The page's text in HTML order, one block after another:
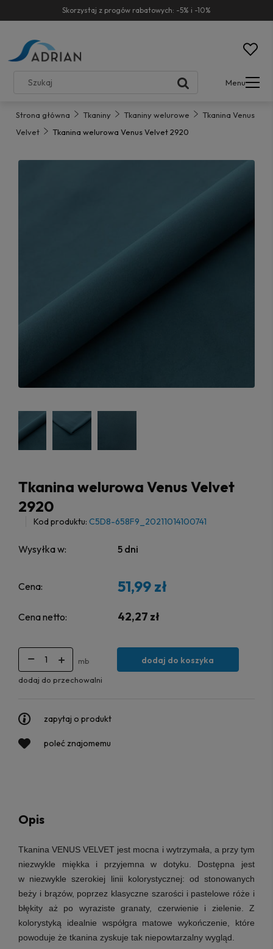
Skorzystaj z progów rabatowych: -5% i -10%
Menu
Strona główna Tkaniny Tkaniny welurowe
Tkanina Venus
Velvet
Tkanina welurowa Venus Velvet 2920
Tkanina welurowa Venus Velvet
2920
Kod produktu: C5D8-658F9_20211014100741
Wysyłka w: 5 dni
Cena: 51,99 zł
Cena netto: 42,27 zł
mb dodaj do koszyka
dodaj do przechowalni
zapytaj o produkt
poleć znajomemu
Opis
Tkanina VENUS VELVET jest mocna i wytrzymała, a przy tym
niezwykle miękka i przyjemna w dotyku. Dostępna jest
w niezwykle szerokiej linii kolorystycznej: od stonowanych
beży i brązów, poprzez klasyczne szarości i pastelowe róże i
błękity aż po wyraziste granaty, czerwienie i zielenie. Z
kolorystyką idealnie współgra matowe wykończenie, które
powoduje że tkanina zyskuje tak niepowtarzalny wygląd.